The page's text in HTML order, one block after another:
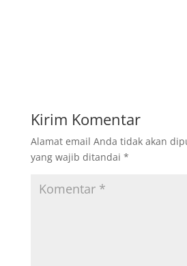
Kirim Komentar
Alamat email Anda tidak akan
yang wajib ditandai *